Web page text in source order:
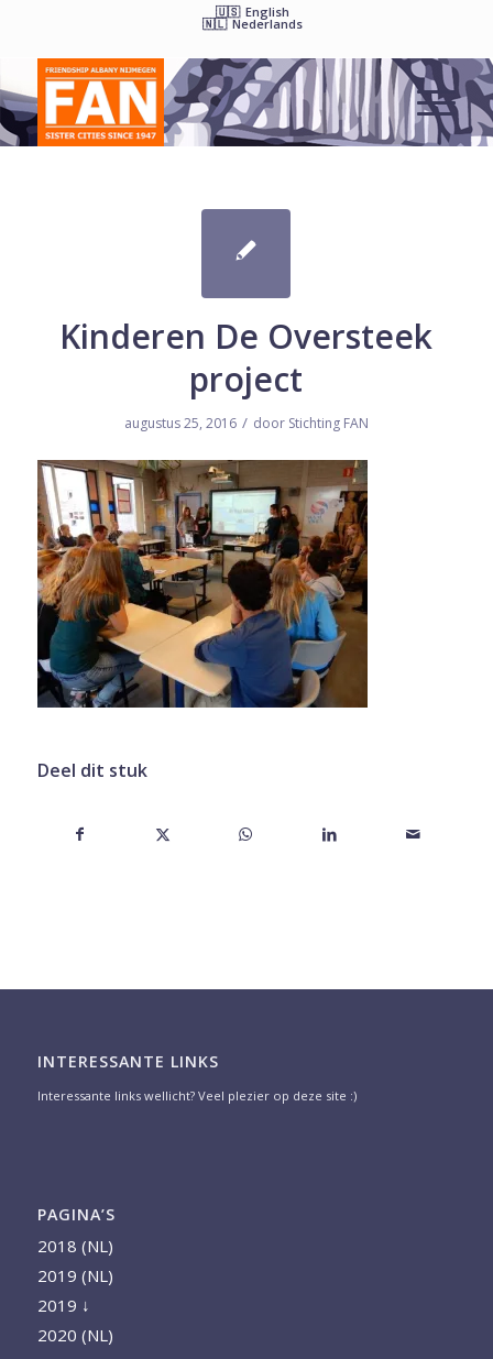
English
Nederlands
Kinderen De Oversteek
project
augustus 25, 2016 / door Stichting FAN
Deel dit stuk
INTERESSANTE LINKS
Interessante links wellicht? Veel plezier op deze site :)
PAGINA’S
2018 (NL)
2019 (NL)
2019 ↓
2020 (NL)